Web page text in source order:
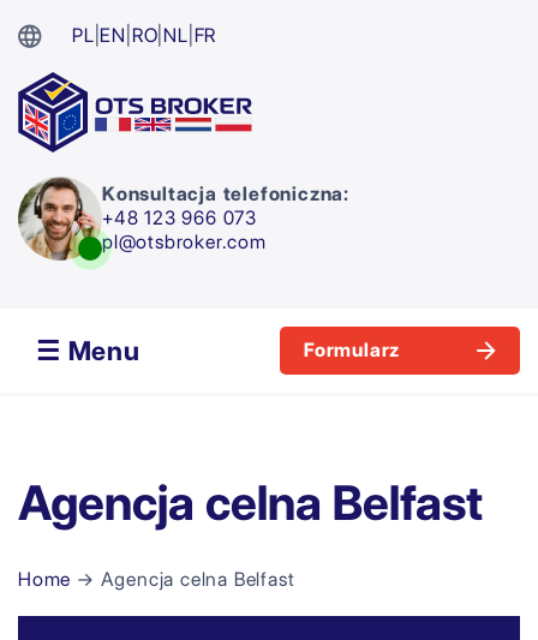
PL |EN RO |NL FR
Konsultacja telefoniczna:
+48 123 966 073
pl@otsbroker.com
☰ Menu Formularz
Agencja celna Belfast
Home → Agencja celna Belfast